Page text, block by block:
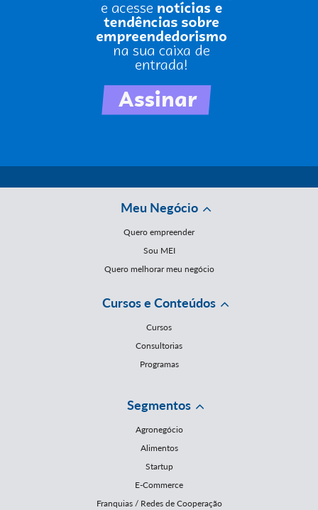
Meu Negócio
Quero empreender
Sou MEI
Quero melhorar meu negócio
Cursos e Conteúdos
Cursos
Consultorias
Programas
Segmentos
Agronegócio
Alimentos
Startup
E-Commerce
Franquias / Redes de Cooperação